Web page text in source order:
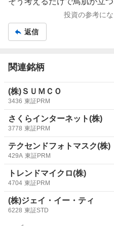
投資の参考に
返信
関連銘柄
(株)ＳＵＭＣＯ
3436 東証PRM
さくらインターネット(株)
3778 東証PRM
テクセンドフォトマスク(株)
429A 東証PRM
トレンドマイクロ(株)
4704 東証PRM
(株)ジェイ・イー・ティ
6228 東証STD